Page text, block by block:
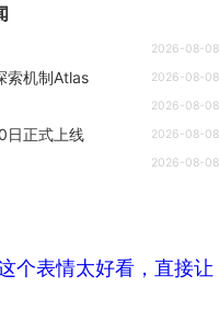
2026-08-08
索机制Atlas 2026-08-08
2026-08-08
日正式上线 2026-08-08
2026-08-08
个表情太好看，直接让